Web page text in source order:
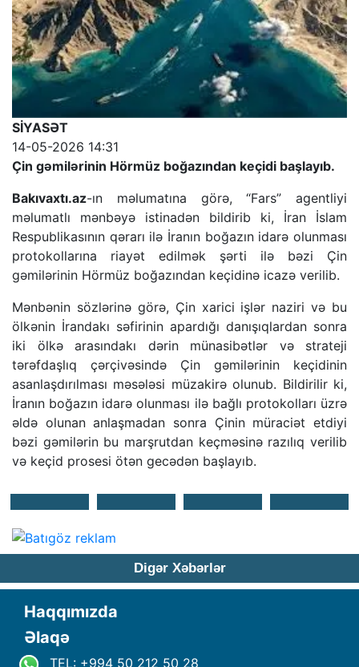
SİYASƏT
14-05-2026 14:31
Çin gəmilərinin Hörmüz boğazından keçidi başlayıb.
Bakıvaxtı.az-ın məlumatına görə, “Fars” agentliyi
məlumatlı mənbəyə istinadən bildirib ki, İran İslam
Respublikasının qərarı ilə İranın boğazın idarə olunması
protokollarına riayət edilmək şərti ilə bəzi Çin
gəmilərinin Hörmüz boğazından keçidinə icazə verilib.
Mənbənin sözlərinə görə, Çin xarici işlər naziri və bu
ölkənin İrandakı səfirinin apardığı danışıqlardan sonra
iki ölkə arasındakı dərin münasibətlər və strateji
tərəfdaşlıq çərçivəsində Çin gəmilərinin keçidinin
asanlaşdırılması məsələsi müzakirə olunub. Bildirilir ki,
İranın boğazın idarə olunması ilə bağlı protokolları üzrə
əldə olunan anlaşmadan sonra Çinin müraciət etdiyi
bəzi gəmilərin bu marşrutdan keçməsinə razılıq verilib
və keçid prosesi ötən gecədən başlayıb.
Digər Xəbərlər
Haqqımızda
Əlaqə
TEL: +994 50 212 50 28